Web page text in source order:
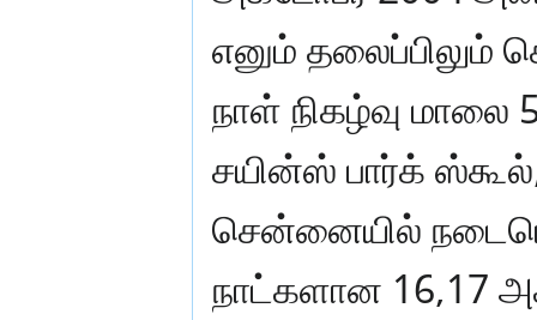
எனும் தலைப்பிலும்
நாள் நிகழ்வு
சயின்ஸ் பார்க்
சென்னையில்
நாட்களான 16,17